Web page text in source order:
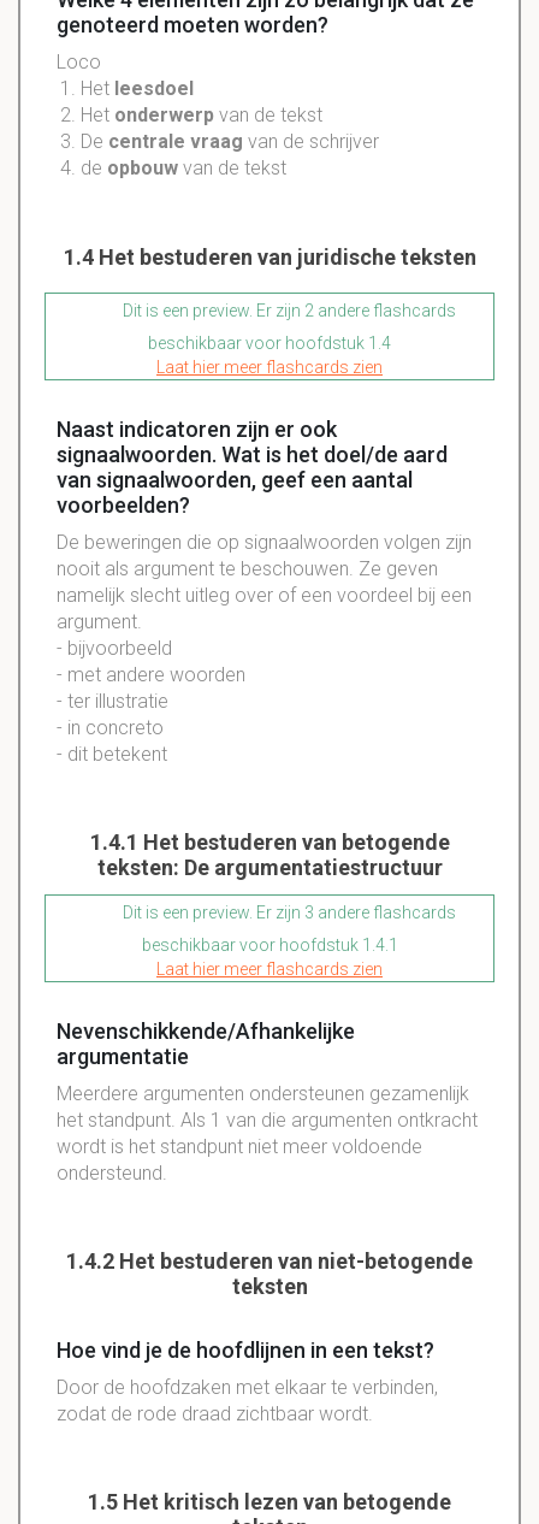
genoteerd moeten worden?
Loco
Het leesdoel
Het onderwerp van de tekst
De centrale vraag van de schrijver
de opbouw van de tekst
1.4 Het bestuderen van juridische teksten
Dit is een preview. Er zijn 2 andere flashcards
beschikbaar voor hoofdstuk 1.4
Laat hier meer flashcards zien
Naast indicatoren zijn er ook
signaalwoorden. Wat is het doel/de aard
van signaalwoorden, geef een aantal
voorbeelden?
De beweringen die op signaalwoorden volgen zijn
nooit als argument te beschouwen. Ze geven
namelijk slecht uitleg over of een voordeel bij een
argument.
- bijvoorbeeld
- met andere woorden
- ter illustratie
- in concreto
- dit betekent
1.4.1 Het bestuderen van betogende
teksten: De argumentatiestructuur
Dit is een preview. Er zijn 3 andere flashcards
beschikbaar voor hoofdstuk 1.4.1
Laat hier meer flashcards zien
Nevenschikkende/Afhankelijke
argumentatie
Meerdere argumenten ondersteunen gezamenlijk
het standpunt. Als 1 van die argumenten ontkracht
wordt is het standpunt niet meer voldoende
ondersteund.
1.4.2 Het bestuderen van niet-betogende
teksten
Hoe vind je de hoofdlijnen in een tekst?
Door de hoofdzaken met elkaar te verbinden,
zodat de rode draad zichtbaar wordt.
1.5 Het kritisch lezen van betogende